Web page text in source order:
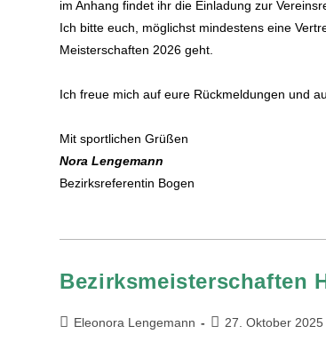
im Anhang findet ihr die Einladung zur
Ich bitte euch, möglichst mindestens eine
Meisterschaften 2026 geht.
Ich freue mich auf eure Rückmeldungen und
Mit sportlichen Grüßen
Nora Lengemann
Bezirksreferentin Bogen
Bezirksmeisterschaften
Eleonora Lengemann 27. Oktober 2025